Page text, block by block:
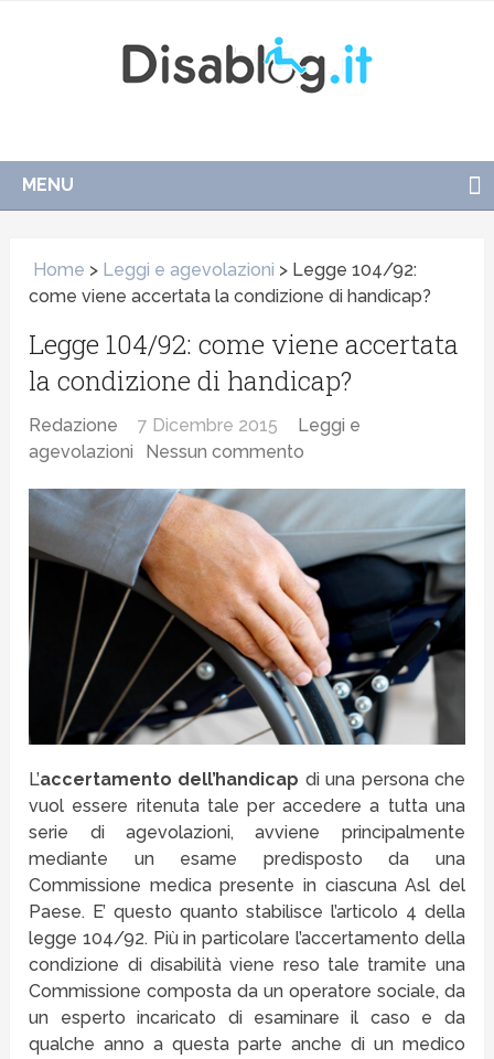
MENU
Home > Leggi e agevolazioni > Legge 104/92:
come viene accertata la condizione di handicap?
Legge 104/92: come viene accertata
la condizione di handicap?
Redazione 7 Dicembre 2015
Leggi e
agevolazioni
Nessun commento
L’accertamento dell’handicap di una persona che
vuol essere ritenuta tale per accedere a tutta una
serie di agevolazioni, avviene principalmente
mediante un esame predisposto da una
Commissione medica presente in ciascuna Asl del
Paese. E’ questo quanto stabilisce l’articolo 4 della
legge 104/92. Più in particolare l’accertamento della
condizione di disabilità viene reso tale tramite una
Commissione composta da un operatore sociale, da
un esperto incaricato di esaminare il caso e da
qualche anno a questa parte anche di un medico